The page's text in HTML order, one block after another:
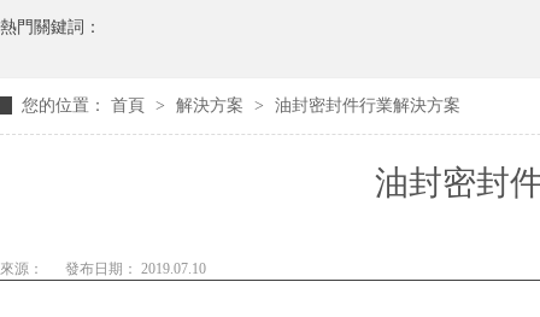
熱門關鍵詞：
您的位置： 首頁 > 解決方案 > 油封密封件行業解決方案
油封密封
來源： 發布日期： 2019.07.10